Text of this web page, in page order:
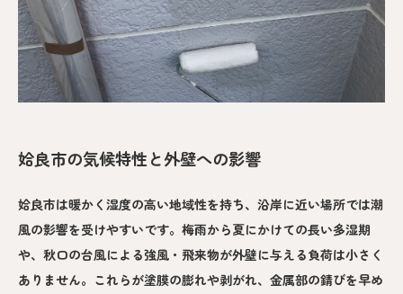
姶良市の気候特性と外壁への影響
姶良市は暖かく湿度の高い地域性を持ち、沿岸に近い場所では潮
風の影響を受けやすいです。梅雨から夏にかけての長い多湿期
や、秋口の台風による強風・飛来物が外壁に与える負荷は小さく
ありません。これらが塗膜の膨れや剥がれ、金属部の錆びを早め